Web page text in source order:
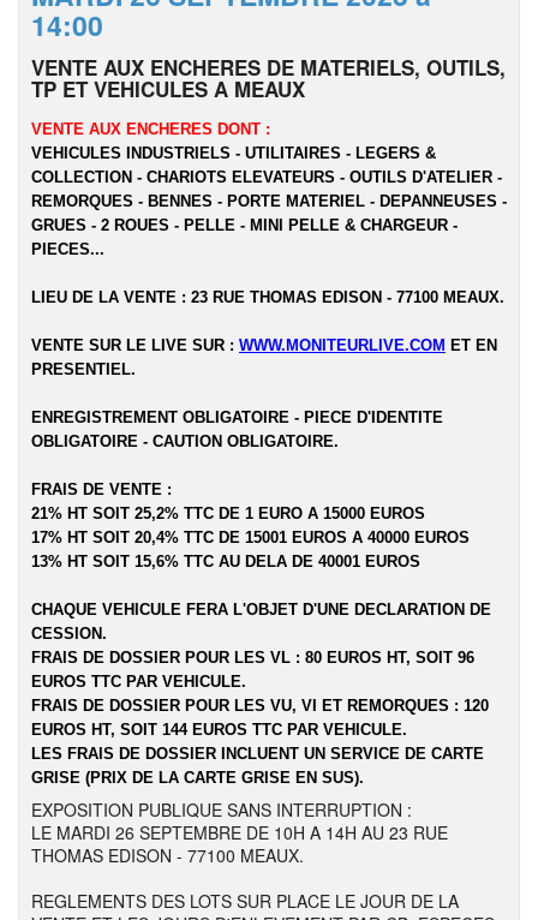
14:00
VENTE AUX ENCHERES DE MATERIELS, OUTILS,
TP ET VEHICULES A MEAUX
VENTE AUX ENCHERES DONT :
VEHICULES INDUSTRIELS - UTILITAIRES - LEGERS &
COLLECTION - CHARIOTS ELEVATEURS - OUTILS D'ATELIER -
REMORQUES - BENNES - PORTE MATERIEL - DEPANNEUSES -
GRUES - 2 ROUES - PELLE - MINI PELLE & CHARGEUR -
PIECES...
LIEU DE LA VENTE : 23 RUE THOMAS EDISON - 77100 MEAUX.
VENTE SUR LE LIVE SUR : WWW.MONITEURLIVE.COM ET EN
PRESENTIEL.
ENREGISTREMENT OBLIGATOIRE - PIECE D'IDENTITE
OBLIGATOIRE - CAUTION OBLIGATOIRE.
FRAIS DE VENTE :
21% HT SOIT 25,2% TTC DE 1 EURO A 15000 EUROS
17% HT SOIT 20,4% TTC DE 15001 EUROS A 40000 EUROS
13% HT SOIT 15,6% TTC AU DELA DE 40001 EUROS
CHAQUE VEHICULE FERA L'OBJET D'UNE DECLARATION DE
CESSION.
FRAIS DE DOSSIER POUR LES VL : 80 EUROS HT, SOIT 96
EUROS TTC PAR VEHICULE.
FRAIS DE DOSSIER POUR LES VU, VI ET REMORQUES : 120
EUROS HT, SOIT 144 EUROS TTC PAR VEHICULE.
LES FRAIS DE DOSSIER INCLUENT UN SERVICE DE CARTE
GRISE (PRIX DE LA CARTE GRISE EN SUS).
EXPOSITION PUBLIQUE SANS INTERRUPTION :
LE MARDI 26 SEPTEMBRE DE 10H A 14H AU 23 RUE
THOMAS EDISON - 77100 MEAUX.
REGLEMENTS DES LOTS SUR PLACE LE JOUR DE LA